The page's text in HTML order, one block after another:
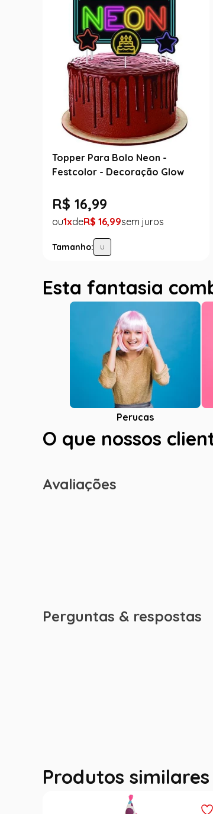
Topper Para Bolo Neon -
Festcolor - Decoração Glow
R$ 16,99
1 R$ 16,99
Tamanho: U
Esta fantasia
Perucas
O que nossos
Avaliações
Perguntas & respostas
Produtos similares